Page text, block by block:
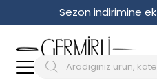
Sezon indirimine ek